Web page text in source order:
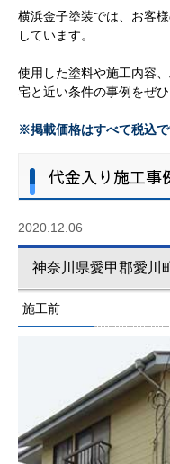
横浜金子塗装では、お客
しています。
使用した塗料や施工内容
宅と近い条件の事例をぜひ
※掲載価格はすべて税込で
代金入り施工事
2020.12.06
神奈川県愛甲郡愛
施工前